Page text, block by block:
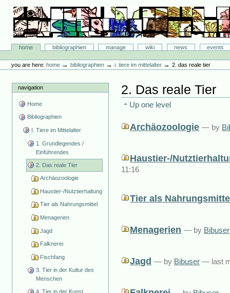
content.
navigation
Bibliographie-Portal
Sectionshome bibliographien manage wiki news
events
tools
you are here: home →bibliographien →i. tiere im mittelalter →2. das reale tier
navigation
Home
Bibliographien
I. Tiere im Mittelalter
1. Grundlegendes /
Einführendes
2. Das reale Tier
Archäozoologie
Haustier-/Nutztierhaltung
Tier als Nahrungsmittel
Menagerien
Jagd
Falknerei
Fischfang
3. Tier in der Kultur des
Menschen
4. Tier in der Kunst
2. Das reale Tier
Up one level
Archäozoologie — by
Haustier-/
11:16
Tier als
Menagerien — by Bibuser
Jagd — by Bibuser — last